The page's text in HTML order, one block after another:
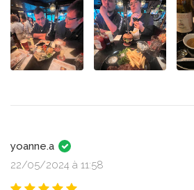
yoanne.a
22/05/2024 à 11:58